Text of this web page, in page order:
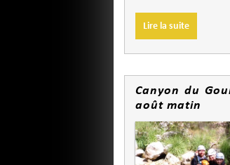
Lire la suite
Canyon du
août matin